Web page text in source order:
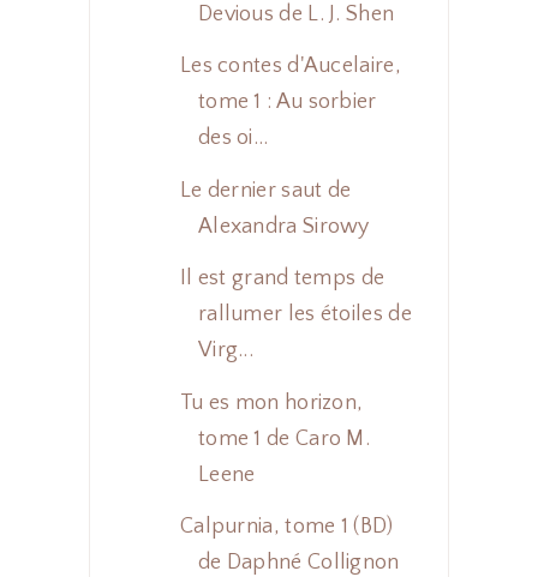
Devious de L. J. Shen
Les contes d'Aucelaire,
tome 1 : Au sorbier
des oi...
Le dernier saut de
Alexandra Sirowy
Il est grand temps de
rallumer les étoiles de
Virg...
Tu es mon horizon,
tome 1 de Caro M.
Leene
Calpurnia, tome 1 (BD)
de Daphné Collignon